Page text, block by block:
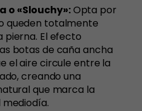
o «Slouchy»:Opta por
queden totalmente
pierna. El efecto
botas de caña ancha
el aire circule entre la
creando una
que marca la